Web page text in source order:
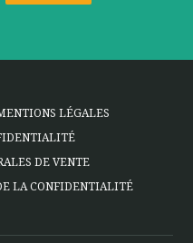
LÉGALES
DE VENTE
LA CONFIDENTIALITÉ